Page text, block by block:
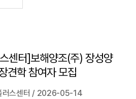
센터]보해양조(주) 장성양
견학 참여자 모집
러스센터 / 2026-05-14